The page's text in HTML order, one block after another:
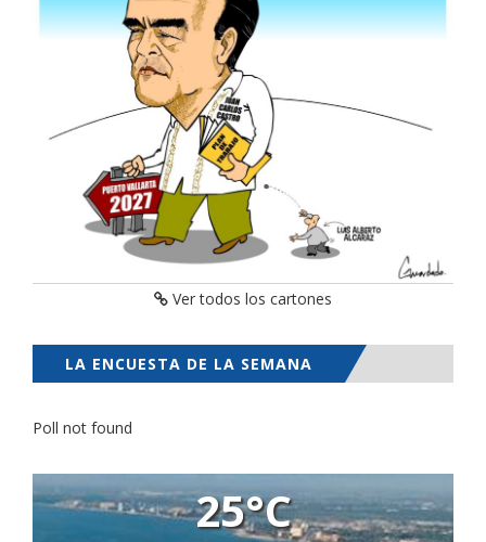
Ver todos los cartones
LA ENCUESTA DE LA SEMANA
Poll not found
25°C